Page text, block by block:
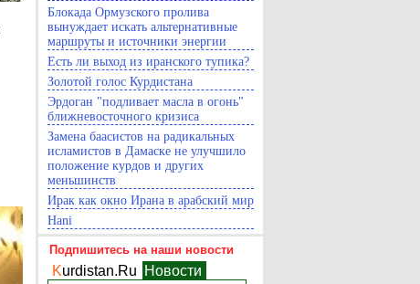
Блокада Ормузского пролива
вынуждает искать альтернативные
маршруты и источники энергии
Есть ли выход из иранского тупика?
Золотой голос Курдистана
Эрдоган "подливает масла в огонь"
ближневосточного кризиса
Замена баасистов на радикальных
исламистов в Дамаске не улучшило
положение курдов и других
меньшинств
Ирак как окно Ирана в арабский мир
Hani
Подпишитесь на наши новости
Kurdistan.Ru Новости